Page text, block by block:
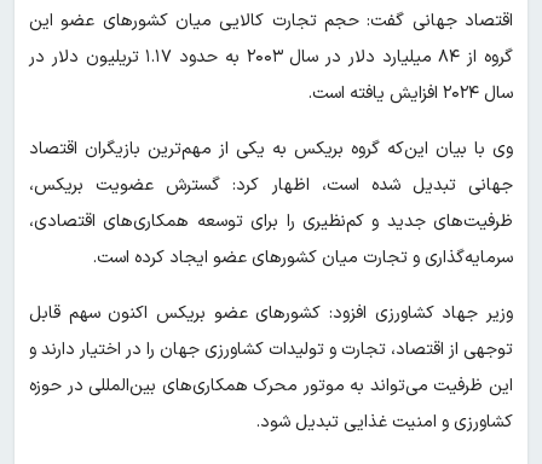
اقتصاد جهانی گفت: حجم تجارت کالایی میان کشورهای عضو این
گروه از ۸۴ میلیارد دلار در سال ۲۰۰۳ به حدود ۱.۱۷ تریلیون دلار در
سال ۲۰۲۴ افزایش یافته است.
وی با بیان این‌که گروه بریکس به یکی از مهم‌ترین بازیگران اقتصاد
جهانی تبدیل شده است، اظهار کرد: گسترش عضویت بریکس،
ظرفیت‌های جدید و کم‌نظیری را برای توسعه همکاری‌های اقتصادی،
سرمایه‌گذاری و تجارت میان کشورهای عضو ایجاد کرده است.
وزیر جهاد کشاورزی افزود: کشورهای عضو بریکس اکنون سهم قابل
توجهی از اقتصاد، تجارت و تولیدات کشاورزی جهان را در اختیار دارند و
این ظرفیت می‌تواند به موتور محرک همکاری‌های بین‌المللی در حوزه
کشاورزی و امنیت غذایی تبدیل شود.